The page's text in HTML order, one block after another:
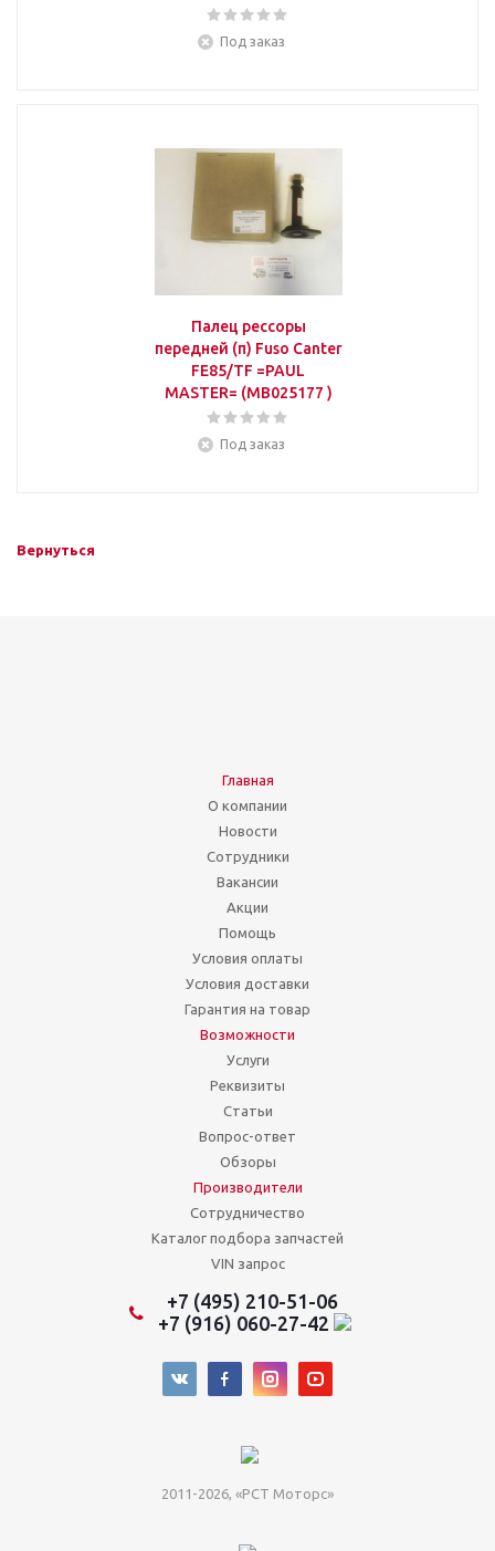
Под заказ
Палец рессоры
передней (п) Fuso Canter
FE85/TF =PAUL
MASTER= (MB025177 )
Под заказ
Вернуться
Главная
О компании
Новости
Сотрудники
Вакансии
Акции
Помощь
Условия оплаты
Условия доставки
Гарантия на товар
Возможности
Услуги
Реквизиты
Статьи
Вопрос-ответ
Обзоры
Производители
Сотрудничество
Каталог подбора запчастей
VIN запрос
+7 (495) 210-51-06
+7 (916) 060-27-42
2011-2026, «РСТ Моторс»